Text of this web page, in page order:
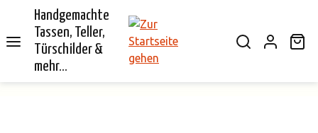
springen
Handgemachte
Tassen, Teller,
Türschilder &
mehr...